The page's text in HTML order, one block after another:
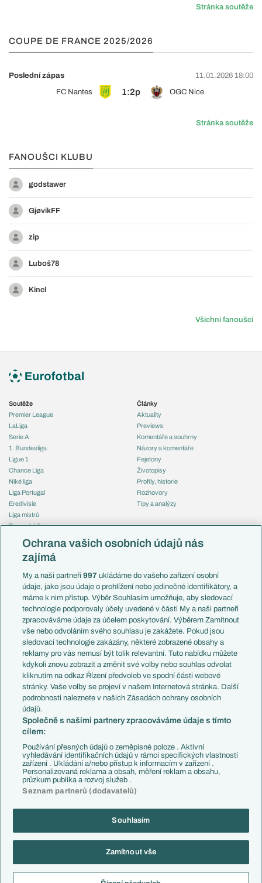
Stránka soutěže
COUPE DE FRANCE 2025/2026
Poslední zápas
11.01.2026 18:00
FC Nantes
1:2p OGC Nice
Stránka soutěže
FANOUŠCI KLUBU
godstawer
GjøvikFF
zip
Luboš78
Kincl
Všichni fanoušci
Soutěže
Premier League
LaLiga
Serie A
1. Bundesliga
Ligue 1
Chance Liga
Niké liga
Liga Portugal
Eredivisie
Liga mistrů
Evropská liga
Mistrovství světa
Liga národů
Témata
Představení týmů MS
EuroSkauting
PL v kostce
Evropské koeficienty
Přestupy
Přestupové spekulace
Zranění
Kluby
Arsenal FC
Chelsea FC
Manchester United
AC Milán
Juventus FC
Bayern Mnichov
FC Barcelona
Real Madrid
Články
Aktuality
Previews
Komentáře a souhrny
Názory a komentáře
Fejetony
Životopisy
Profily, historie
Rozhovory
Tipy a analýzy
Česko
Francie
Itálie
Německo
Španělsko
Argentina
Brazílie
Přestupy
Zápasy
Livescore
Tipovací soutěž
Copyright © 2001-2026 EuroFotbal.cz. Využíváme zpravodajství ČTK.
Informace o zpracování osobních údajů
Ochrana vašich osobních údajů nás
zajímá
My a naši partneři997 ukládáme do vašeho zařízení osobní
údaje, jako jsou údaje o prohlížení nebo jedinečné identifikátory, a
máme k nim přístup. Výběr Souhlasím umožňuje, aby sledovací
technologie podporovaly účely uvedené v části My a naši partneři
zpracováváme údaje za účelem poskytování. Výběrem Zamítnout
vše nebo odvoláním svého souhlasu je zakážete. Pokud jsou
sledovací technologie zakázány, některé zobrazené obsahy a
reklamy pro vás nemusí být tolik relevantní. Tuto nabídku můžete
kdykoli znovu zobrazit a změnit své volby nebo souhlas odvolat
kliknutím na odkaz Řízení předvoleb ve spodní části webové
stránky. Vaše volby se projeví v našem Internetová stránka. Další
podrobnosti naleznete v našich Zásadách ochrany osobních
údajů.
Společně s našimi partnery zpracováváme údaje s tímto
cílem:
Používání přesných údajů o zeměpisné poloze . Aktivní
vyhledávání identifikačních údajů v rámci specifických vlastností
zařízení . Ukládání a/nebo přístup k informacím v zařízení .
Personalizovaná reklama a obsah, měření reklam a obsahu,
průzkum publika a rozvoj služeb .
Seznam partnerů (dodavatelů)
Souhlasím
Zamítnout vše